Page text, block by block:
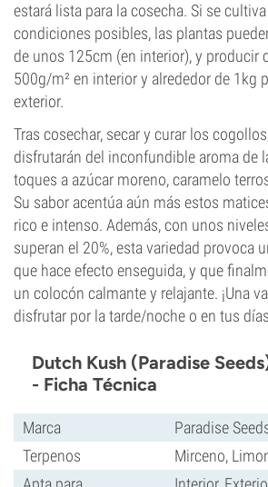
estará lista para la cosecha. Si se
condiciones posibles, las plantas
de unos 125cm (en interior), y producir
500g/m² en interior y alrededor de 1kg
exterior.
Tras cosechar, secar y curar los
disfrutarán del inconfundible aroma de
toques a azúcar moreno, caramelo
Su sabor acentúa aún más estos
rico e intenso. Además, con unos
superan el 20%, esta variedad provoca
que hace efecto enseguida, y que
un colocón calmante y relajante. ¡Una
disfrutar por la tarde/noche o en tus
Dutch Kush (Paradise
- Ficha Técnica
Marca
Paradise
Terpenos
Mirceno,